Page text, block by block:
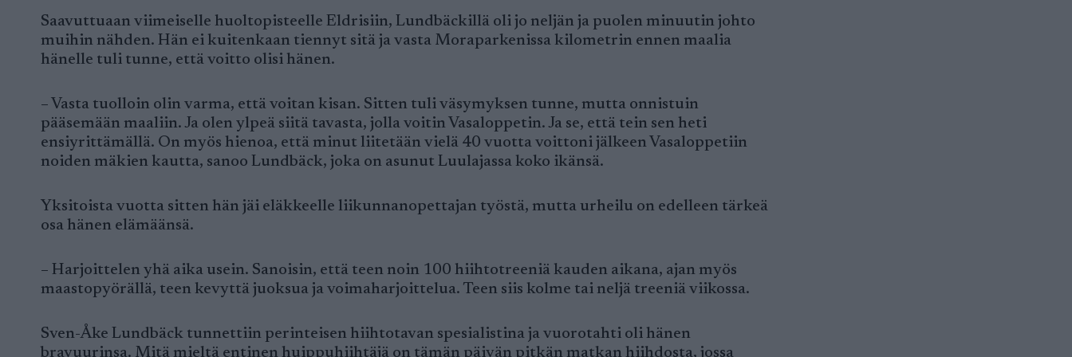
Saavuttuaan viimeiselle huoltopisteelle Eldrisiin, Lundbäckillä oli jo neljän ja puolen minuutin johto
muihin nähden. Hän ei kuitenkaan tiennyt sitä ja vasta Moraparkenissa kilometrin ennen maalia
hänelle tuli tunne, että voitto olisi hänen.
– Vasta tuolloin olin varma, että voitan kisan. Sitten tuli väsymyksen tunne, mutta onnistuin
pääsemään maaliin. Ja olen ylpeä siitä tavasta, jolla voitin Vasaloppetin. Ja se, että tein sen heti
ensiyrittämällä. On myös hienoa, että minut liitetään vielä 40 vuotta voittoni jälkeen Vasaloppetiin
noiden mäkien kautta, sanoo Lundbäck, joka on asunut Luulajassa koko ikänsä.
Yksitoista vuotta sitten hän jäi eläkkeelle liikunnanopettajan työstä, mutta urheilu on edelleen tärkeä
osa hänen elämäänsä.
– Harjoittelen yhä aika usein. Sanoisin, että teen noin 100 hiihtotreeniä kauden aikana, ajan myös
maastopyörällä, teen kevyttä juoksua ja voimaharjoittelua. Teen siis kolme tai neljä treeniä viikossa.
Sven-Åke Lundbäck tunnettiin perinteisen hiihtotavan spesialistina ja vuorotahti oli hänen
bravuurinsa. Mitä mieltä entinen huippuhiihtäjä on tämän päivän pitkän matkan hiihdosta, jossa